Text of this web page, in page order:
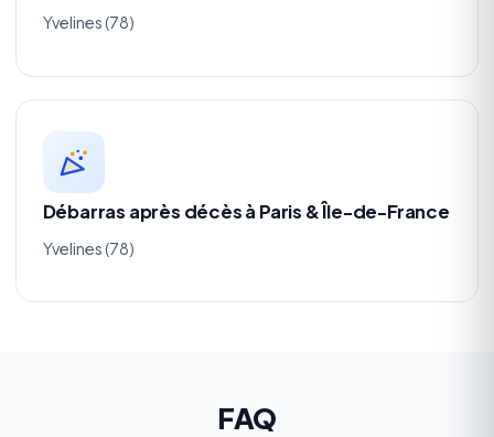
Yvelines (78)
Débarras après décès à Paris & Île-de-France
Yvelines (78)
FAQ